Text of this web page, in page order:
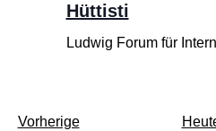
Hüttisti
Ludwig Forum für
VorherigeVeranstaltungen